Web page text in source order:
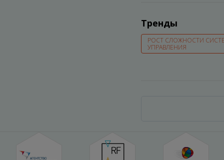
Тренды
РОСТ СЛОЖНОСТИ
УПРАВЛЕНИЯ